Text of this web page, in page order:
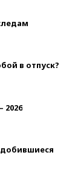
в отпуск?
2026